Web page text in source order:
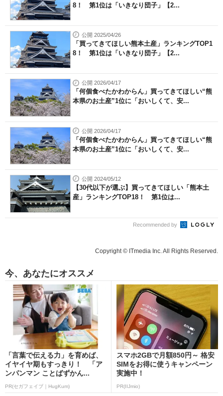
8！ 第1位は「いきなり団子」【2...
公開 2025/04/26
「買ってきてほしい熊本土産」ランキングTOP1
8！ 第1位は「いきなり団子」【2...
公開 2026/04/17
「何個食べたかわからん」買ってきてほしい“熊
本県のお土産”1位に「おいしくて、安...
公開 2026/04/17
「何個食べたかわからん」買ってきてほしい“熊
本県のお土産”1位に「おいしくて、安...
公開 2024/05/12
【30代以下が選ぶ】買ってきてほしい「熊本土
産」ランキングTOP18！ 第1位は...
Recommended by
Copyright © ITmedia Inc. All Rights Reserved.
今、あなたにオススメ
「言葉で伝える力」を育めば、
イヤイヤ期もすっきり！ 「ア
ンパンマン ことばずかん...
PR(セガフェイブ｜HugKum)
スマホ2GBで月額850円～ 格安
SIMをお得に使うキャンペーン
実施中！
PR(IIJmio)